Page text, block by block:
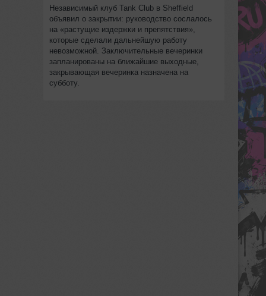
Независимый клуб Tank Club в Sheffield
объявил о закрытии: руководство сослалось
на «растущие издержки и препятствия»,
которые сделали дальнейшую работу
невозможной. Заключительные вечеринки
запланированы на ближайшие выходные,
закрывающая вечеринка назначена на
субботу.